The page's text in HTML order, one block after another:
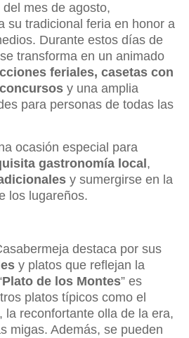
mes de agosto,
su tradicional feria en honor a
Durante estos días de
transforma en un animado
feriales, casetas con
concursos y una amplia
para personas de todas las
ocasión especial para
gastronomía local ,
y sumergirse en la
los lugareños.
destaca por sus
y platos que reflejan la
Plato de los Montes” es
platos típicos como el
la reconfortante olla de la era,
migas. Además, se pueden